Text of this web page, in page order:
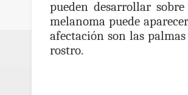
excedió
pueden desarrollar
melanoma puede
afectación son las
rostro.